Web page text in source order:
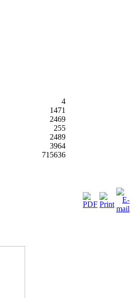
4
1471
2469
255
2489
3964
715636